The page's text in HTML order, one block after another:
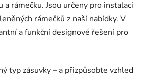
rámečku. Jsou určeny pro instalaci
rámečků z naší nabídky. V
a funkční designové řešení pro
typ zásuvky – a přizpůsobte vzhled